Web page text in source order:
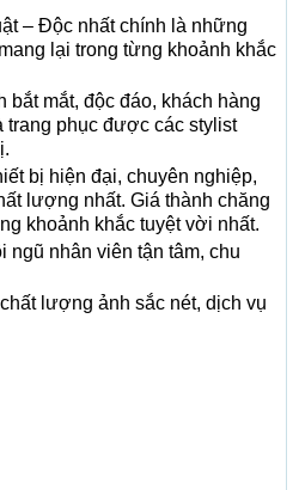
– Độc nhất chính là những
lại trong từng khoảnh khắc
bắt mắt, độc đáo, khách hàng
phục được các stylist
bị hiện đại, chuyên nghiệp,
lượng nhất. Giá thành chăng
khoảnh khắc tuyệt vời nhất.
ngũ nhân viên tận tâm, chu
lượng ảnh sắc nét, dịch vụ